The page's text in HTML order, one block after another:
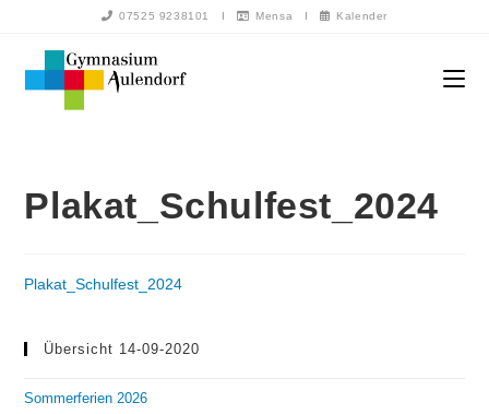
07525 9238101 I Mensa I Kalender
Plakat_Schulfest_2024
Plakat_Schulfest_2024
Übersicht 14-09-2020
Sommerferien 2026